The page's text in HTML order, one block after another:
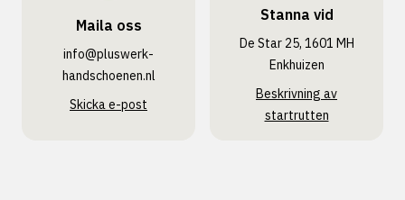
Maila oss
info@pluswerk­
handschoenen.nl
Skicka e-post
Stanna vid
De Star 25, 1601 MH
Enkhuizen
Beskrivning av
startrutten